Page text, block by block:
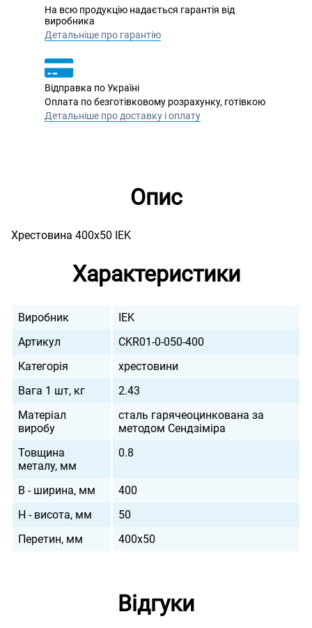
На всю продукцію надається гарантія від
виробника
Детальніше про гарантію
Відправка по Україні
Оплата по безготівковому розрахунку, готівкою
Детальніше про доставку і оплату
Опис
Хрестовина 400х50 IEK
Характеристики
Виробник
IEK
Артикул
CKR01-0-050-400
Категорія
хрестовини
Вага 1 шт, кг
2.43
Матеріал
виробу
сталь гарячеоцинкована за
методом Сендзіміра
Товщина
металу, мм
0.8
B - ширина, мм
400
H - висота, мм
50
Перетин, мм
400х50
Відгуки